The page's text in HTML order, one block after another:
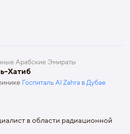
Арабские Эмираты
Хатиб
Госпиталь Al Zahra в Дубае
в области радиационной